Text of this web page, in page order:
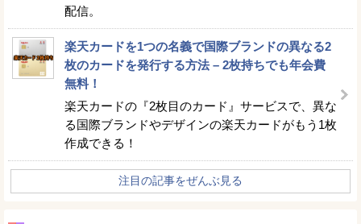
配信。
楽天カードを1つの名義で国際ブランドの異なる2
枚のカードを発行する方法 – 2枚持ちでも年会費
無料！
楽天カードの『2枚目のカード』サービスで、異な
る国際ブランドやデザインの楽天カードがもう1枚
作成できる！
注目の記事をぜんぶ見る